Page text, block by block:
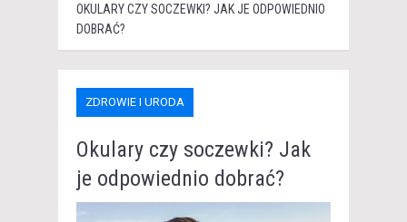
OKULARY CZY SOCZEWKI? JAK JE ODPOWIEDNIO
DOBRAĆ?
ZDROWIE I URODA
Okulary czy soczewki? Jak
je odpowiednio dobrać?